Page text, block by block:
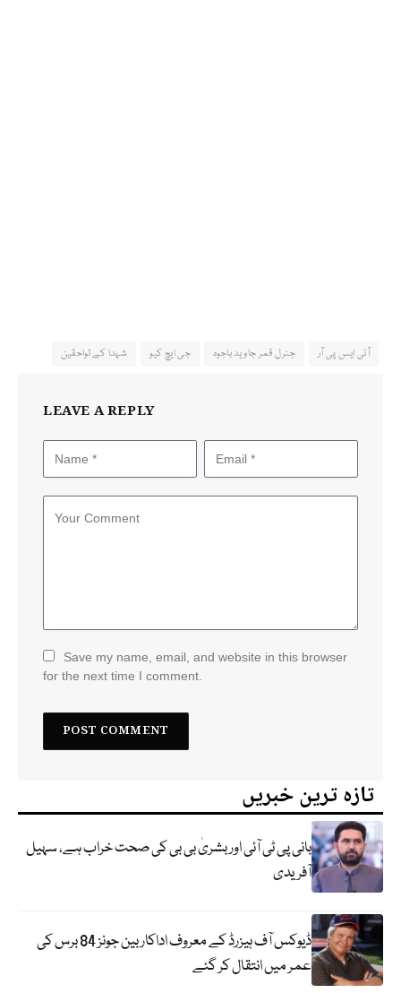
آئی ایس پی آر جنرل قمر جاوید باجوہ جی ایچ کیو شہدا کے لواحقین
LEAVE A REPLY
Save my name, email, and website in this browser
for the next time I comment.
تازہ ترین خبریں
بانی پی ٹی آئی اور بشریٰ بی بی کی صحت خراب ہے، سہیل
آفریدی
ڈیوکس آف ہیزرڈ کے معروف اداکار بین جونز 84 برس کی
عمر میں انتقال کر گئے